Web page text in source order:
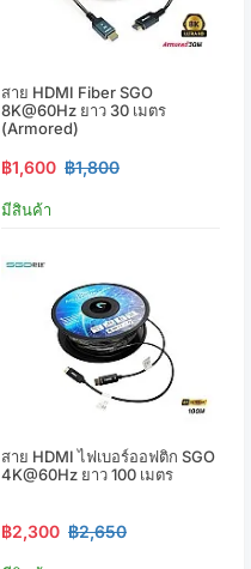
สาย HDMI Fiber SGO
8K@60Hz ยาว 30 เมตร
(Armored)
฿1,600 ฿1,800
มีสินค้า
สาย HDMI ไฟเบอร์ออฟติก SGO
4K@60Hz ยาว 100 เมตร
฿2,300 ฿2,650